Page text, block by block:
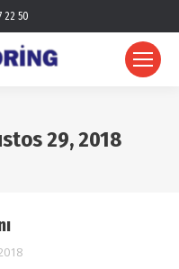
22 50
29, 2018